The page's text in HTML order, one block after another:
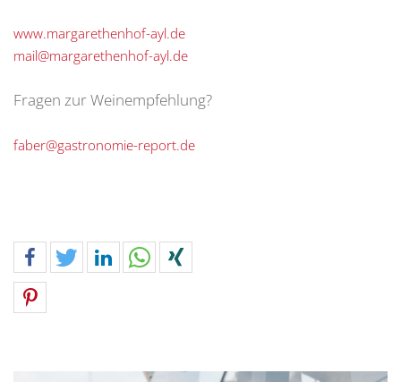
www.margarethenhof-ayl.de
mail@margarethenhof-ayl.de
Fragen zur Weinempfehlung?
faber@gastronomie-report.de